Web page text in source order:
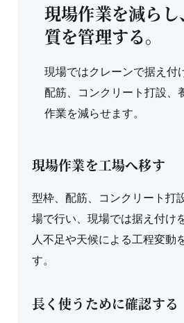
現場作業を減ら
質を管理する。
現場ではクレーンで据え付
配筋、コンクリート打設、
作業を減らせます。
現場作業を工場へ移す
型枠、配筋、コンクリート打
場で行い、現場では据え付け
人不足や天候による工程変動
す。
長く使うために確認する